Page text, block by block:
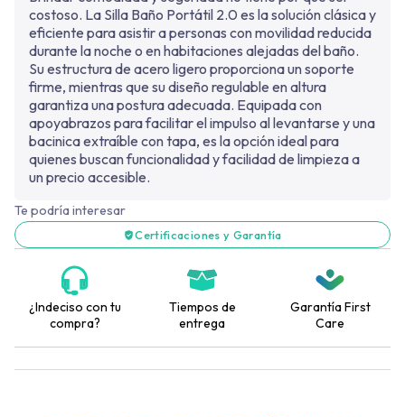
costoso. La Silla Baño Portátil 2.0 es la solución clásica y
eficiente para asistir a personas con movilidad reducida
durante la noche o en habitaciones alejadas del baño.
Su estructura de acero ligero proporciona un soporte
firme, mientras que su diseño regulable en altura
garantiza una postura adecuada. Equipada con
apoyabrazos para facilitar el impulso al levantarse y una
bacinica extraíble con tapa, es la opción ideal para
quienes buscan funcionalidad y facilidad de limpieza a
un precio accesible.
Te podría interesar
Certificaciones y Garantía
¿Indeciso con tu
compra?
Tiempos de
entrega
Garantía First
Care